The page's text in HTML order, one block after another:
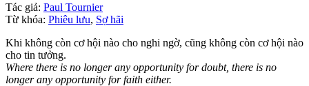
Tác giả: Paul Tournier
Từ khóa: Phiêu lưu, Sợ hãi
Khi không còn cơ hội nào cho nghi ngờ, cũng không còn cơ hội nào
cho tin tưởng.
Where there is no longer any opportunity for doubt, there is no
longer any opportunity for faith either.